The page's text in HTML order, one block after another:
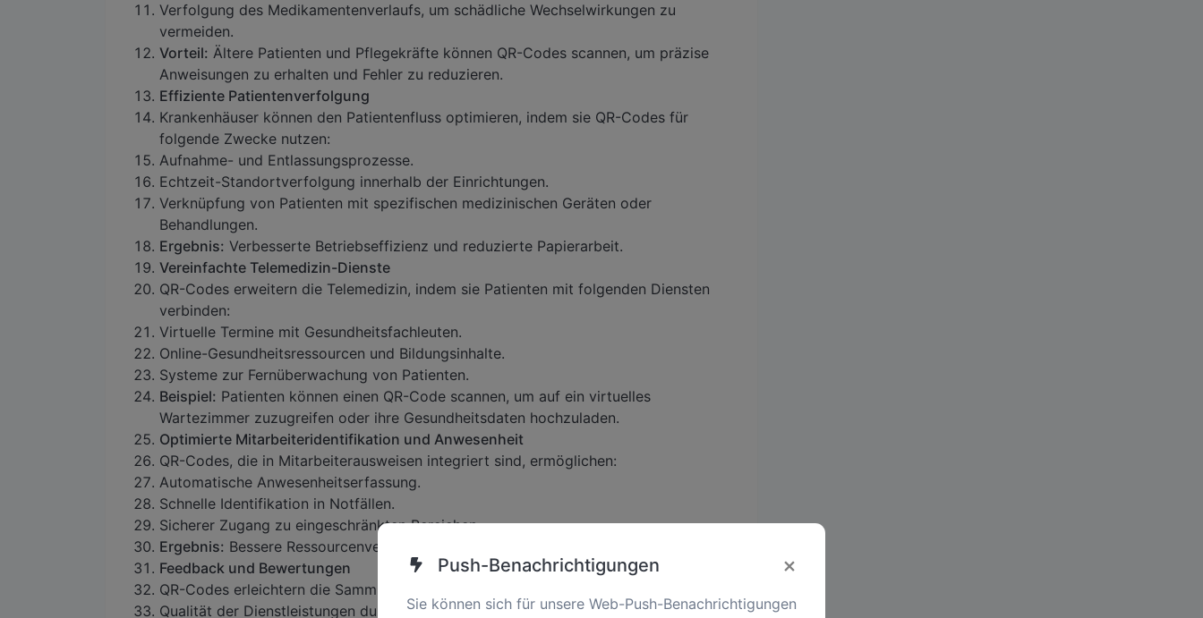
Verfolgung des Medikamentenverlaufs, um schädliche Wechselwirkungen zu
vermeiden.
Vorteil: Ältere Patienten und Pflegekräfte können QR-Codes scannen, um präzise
Anweisungen zu erhalten und Fehler zu reduzieren.
Effiziente Patientenverfolgung
Krankenhäuser können den Patientenfluss optimieren, indem sie QR-Codes für
folgende Zwecke nutzen:
Aufnahme- und Entlassungsprozesse.
Echtzeit-Standortverfolgung innerhalb der Einrichtungen.
Verknüpfung von Patienten mit spezifischen medizinischen Geräten oder
Behandlungen.
Ergebnis: Verbesserte Betriebseffizienz und reduzierte Papierarbeit.
Vereinfachte Telemedizin-Dienste
QR-Codes erweitern die Telemedizin, indem sie Patienten mit folgenden Diensten
verbinden:
Virtuelle Termine mit Gesundheitsfachleuten.
Online-Gesundheitsressourcen und Bildungsinhalte.
Systeme zur Fernüberwachung von Patienten.
Beispiel: Patienten können einen QR-Code scannen, um auf ein virtuelles
Wartezimmer zuzugreifen oder ihre Gesundheitsdaten hochzuladen.
Optimierte Mitarbeiteridentifikation und Anwesenheit
QR-Codes, die in Mitarbeiterausweisen integriert sind, ermöglichen:
Automatische Anwesenheitserfassung.
Schnelle Identifikation in Notfällen.
Sicherer Zugang zu eingeschränkten Bereichen.
Ergebnis: Bessere Ressourcenverwaltung und erhöhte Sicherheit.
Feedback und Bewertungen
QR-Codes erleichtern die Sammlung von Patientenfeedback, indem sie:
Qualität der Dienstleistungen durch Online-Umfragen bewerten.
Push-Benachrichtigungen ×
Sie können sich für unsere Web-Push-Benachrichtigungen